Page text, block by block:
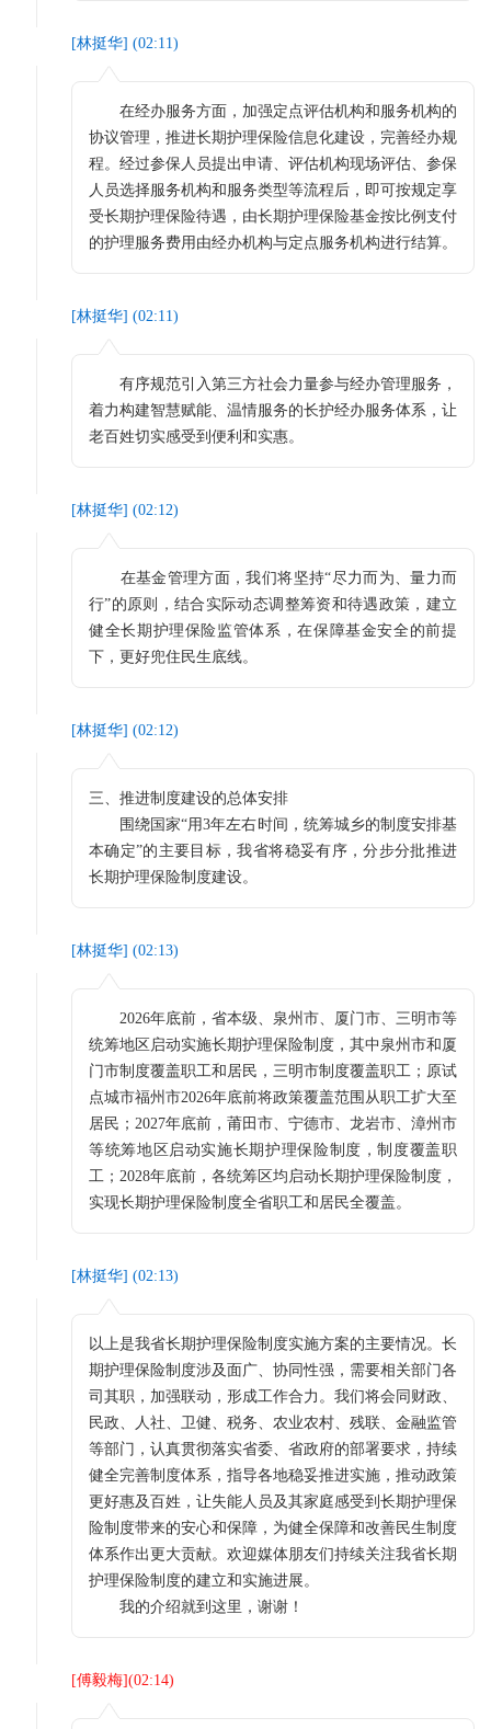
[林挺华] (02:11)
在经办服务方面，加强定点评估机构和服务机构的
协议管理，推进长期护理保险信息化建设，完善经办规
程。经过参保人员提出申请、评估机构现场评估、参保
人员选择服务机构和服务类型等流程后，即可按规定享
受长期护理保险待遇，由长期护理保险基金按比例支付
的护理服务费用由经办机构与定点服务机构进行结算。
[林挺华] (02:11)
有序规范引入第三方社会力量参与经办管理服务，
着力构建智慧赋能、温情服务的长护经办服务体系，让
老百姓切实感受到便利和实惠。
[林挺华] (02:12)
在基金管理方面，我们将坚持“尽力而为、量力而
行”的原则，结合实际动态调整筹资和待遇政策，建立
健全长期护理保险监管体系，在保障基金安全的前提
下，更好兜住民生底线。
[林挺华] (02:12)
三、推进制度建设的总体安排
围绕国家“用3年左右时间，统筹城乡的制度安排基
本确定”的主要目标，我省将稳妥有序，分步分批推进
长期护理保险制度建设。
[林挺华] (02:13)
2026年底前，省本级、泉州市、厦门市、三明市等
统筹地区启动实施长期护理保险制度，其中泉州市和厦
门市制度覆盖职工和居民，三明市制度覆盖职工；原试
点城市福州市2026年底前将政策覆盖范围从职工扩大至
居民；2027年底前，莆田市、宁德市、龙岩市、漳州市
等统筹地区启动实施长期护理保险制度，制度覆盖职
工；2028年底前，各统筹区均启动长期护理保险制度，
实现长期护理保险制度全省职工和居民全覆盖。
[林挺华] (02:13)
以上是我省长期护理保险制度实施方案的主要情况。长
期护理保险制度涉及面广、协同性强，需要相关部门各
司其职，加强联动，形成工作合力。我们将会同财政、
民政、人社、卫健、税务、农业农村、残联、金融监管
等部门，认真贯彻落实省委、省政府的部署要求，持续
健全完善制度体系，指导各地稳妥推进实施，推动政策
更好惠及百姓，让失能人员及其家庭感受到长期护理保
险制度带来的安心和保障，为健全保障和改善民生制度
体系作出更大贡献。欢迎媒体朋友们持续关注我省长期
护理保险制度的建立和实施进展。
我的介绍就到这里，谢谢！
[傅毅梅](02:14)